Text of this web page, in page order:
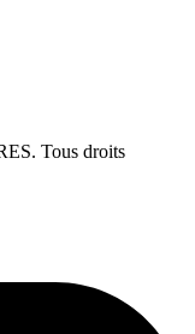
Tous droits